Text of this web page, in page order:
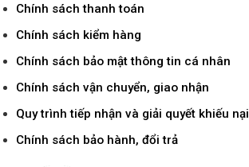
Chính sách thanh toán
Chính sách kiểm hàng
Chính sách bảo mật thông tin cá nhân
Chính sách vận chuyển, giao nhận
Quy trình tiếp nhận và giải quyết khiếu nại
Chính sách bảo hành, đổi trả